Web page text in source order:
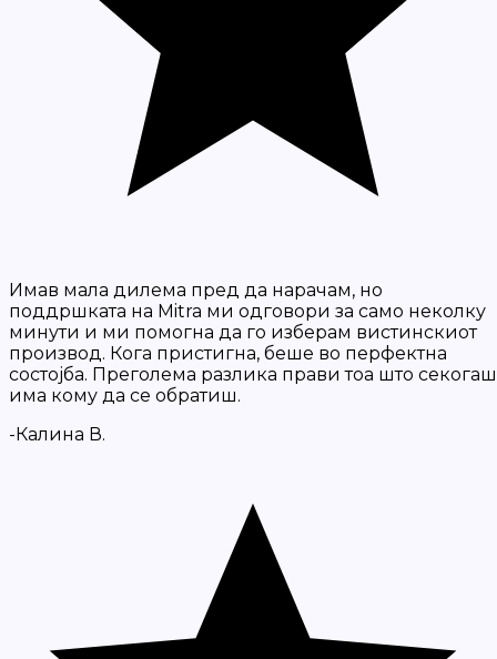
Имав мала дилема пред да нарачам, но
поддршката на Mitra ми одговори за само неколку
минути и ми помогна да го изберам вистинскиот
производ. Кога пристигна, беше во перфектна
состојба. Преголема разлика прави тоа што секогаш
има кому да се обратиш.
-Калина В.